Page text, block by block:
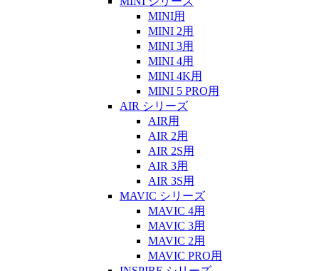
MINI用
MINI 2用
MINI 3用
MINI 4用
MINI 4K用
MINI 5 PRO用
AIR シリーズ
AIR用
AIR 2用
AIR 2S用
AIR 3用
AIR 3S用
MAVIC シリーズ
MAVIC 4用
MAVIC 3用
MAVIC 2用
MAVIC PRO用